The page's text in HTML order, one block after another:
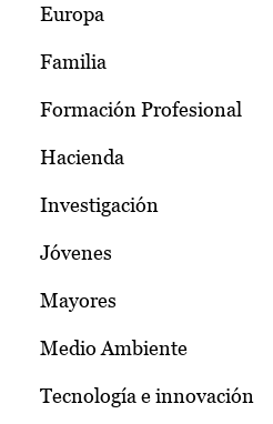
Europa
Familia
Formación Profesional
Hacienda
Investigación
Jóvenes
Mayores
Medio Ambiente
Tecnología e innovación